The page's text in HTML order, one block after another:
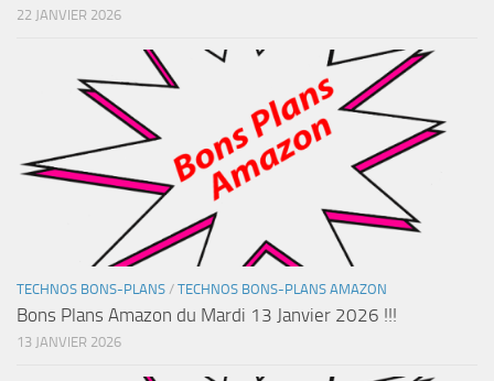
22 JANVIER 2026
TECHNOS BONS-PLANS / TECHNOS BONS-PLANS AMAZON
Bons Plans Amazon du Mardi 13 Janvier 2026 !!!
13 JANVIER 2026